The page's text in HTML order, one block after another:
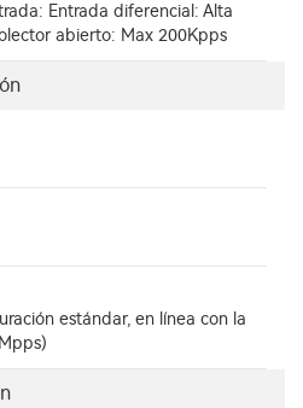
Entrada diferencial: Alta
abierto: Max 200Kpps
estándar, en línea con la